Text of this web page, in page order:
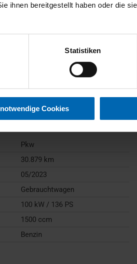
ihnen bereitgestellt haben oder die
Statistiken
Cookies
Pkw
30.879 km
05/2023
Gebrauchtwagen
100 kW / 136 PS
1500 ccm
Benzin